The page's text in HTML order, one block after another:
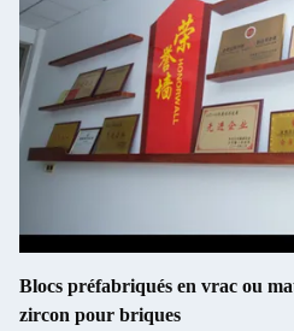
Blocs préfabriqués en vrac ou
zircon pour briques